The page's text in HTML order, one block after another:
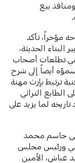
بيع
مؤخراً، تأكد
الحديثة،
تطلعات أصحاب
أيضاً إلى شرح
ترتبط بإرث مهنة
الطابع التراثي
لما يزيد على
جاسم محمد
ورئيس مجلس
غباش، الأمين